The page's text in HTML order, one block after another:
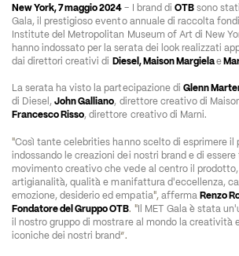
New York, 7 maggio 2024 – I brand di OTB sono
Gala, il prestigioso evento annuale di raccolta
Institute del Metropolitan Museum of Art di New
hanno indossato per la serata dei look realizzati
dai direttori creativi di Diesel, Maison Margiela e
La serata ha visto la partecipazione di Glenn
di Diesel, John Galliano
Francesco Risso, direttore creativo di Marni.
"Così tante celebrities hanno scelto di esprimere il
indossando le creazioni dei nostri brand e di
movimento creativo che vede al centro il
artigianalità, qualità e manifattura d'eccellenza,
emozione, desiderio ed empatia", afferma Renzo
Fondatore del Gruppo OTB. "Il MET Gala è stata
il nostro gruppo di mostrare al mondo la creatività
iconiche dei nostri brand”.